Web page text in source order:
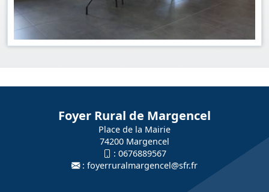
Foyer Rural de Margencel
Place de la Mairie
74200 Margencel
: 0676889567
: foyerruralmargencel@sfr.fr